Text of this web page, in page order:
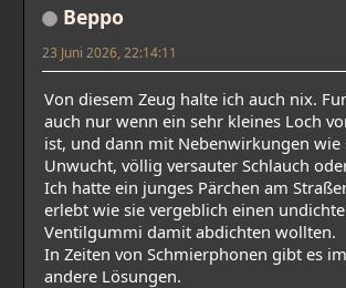
Beppo
23 Juni 2026, 22:14:11
Von diesem Zeug halte ich auch nix.
auch nur wenn ein sehr kleines Loch
ist, und dann mit Nebenwirkungen wie
Unwucht, völlig versauter Schlauch
Ich hatte ein junges Pärchen am
erlebt wie sie vergeblich einen
Ventilgummi damit abdichten wollten.
In Zeiten von Schmierphonen gibt es
andere Lösungen.